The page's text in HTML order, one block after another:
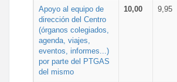
Apoyo al equipo de
dirección del Centro
(órganos colegiados,
agenda, viajes,
eventos, informes...)
por parte del PTGAS
del mismo
10,00 9,95